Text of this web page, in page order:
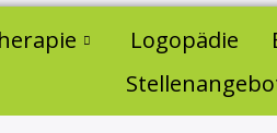
Logopädie